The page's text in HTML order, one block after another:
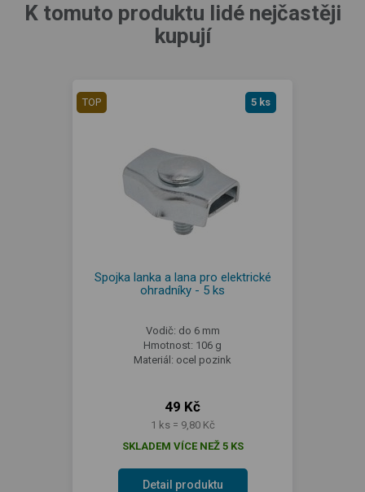
K tomuto produktu lidé nejčastěji
kupují
TOP 5 ks
Spojka lanka a lana pro elektrické
ohradníky - 5 ks
Vodič: do 6 mm
Hmotnost: 106 g
Materiál: ocel pozink
49 Kč
1 ks = 9,80 Kč
SKLADEM VÍCE NEŽ 5 KS
Detail produktu